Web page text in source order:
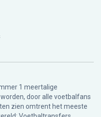
1 meertalige
door alle voetbalfans
zien omtrent het meeste